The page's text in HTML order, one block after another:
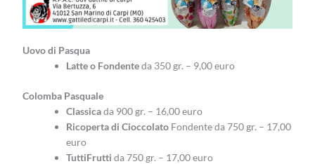
Uovo di Pasqua
Latte o Fondenteda 350 gr. – 9,00 euro
Colomba Pasquale
Classicada 900 gr. – 16,00 euro
Ricoperta di CioccolatoFondente da 750 gr. – 17,00
euro
TuttiFrutti da 750 gr. – 17,00 euro